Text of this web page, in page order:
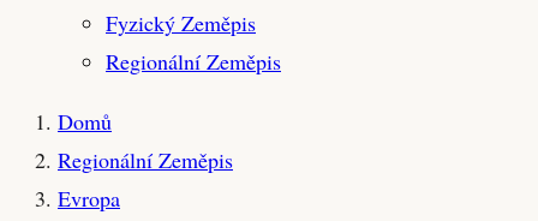
Fyzický Zeměpis
Regionální Zeměpis
Domů
Regionální Zeměpis
Evropa